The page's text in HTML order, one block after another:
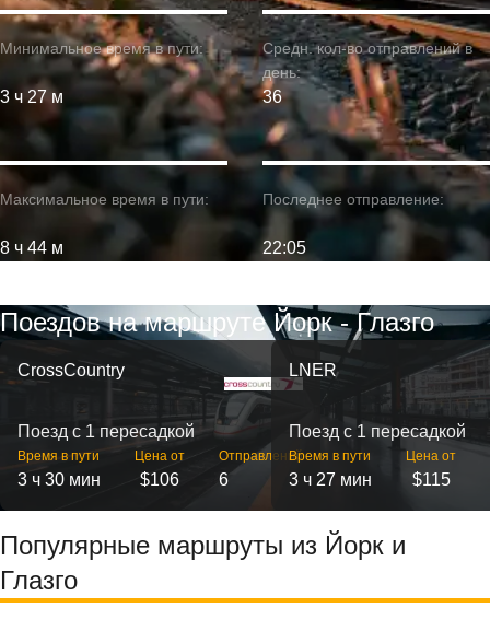
Минимальное время в пути:
3 ч 27 м
Максимальное время в пути:
8 ч 44 м
Средн. кол-во отправлений в
день:
36
Последнее отправление:
22:05
Поездов на маршруте Йорк - Глазго
CrossCountry
Поезд с 1 пересадкой
Время в пути
3 ч 30 мин
Цена от
$106
Отправлений
6
LNER
Поезд с 1 пересадкой
Время в пути
3 ч 27 мин
Цена от
$115
Популярные маршруты из Йорк и
Глазго